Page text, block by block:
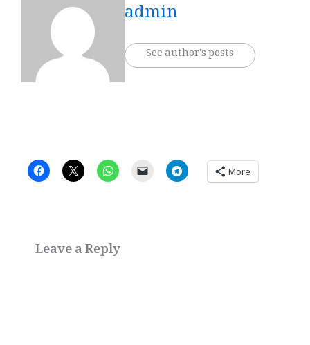
admin
See author's posts
More
Leave a Reply